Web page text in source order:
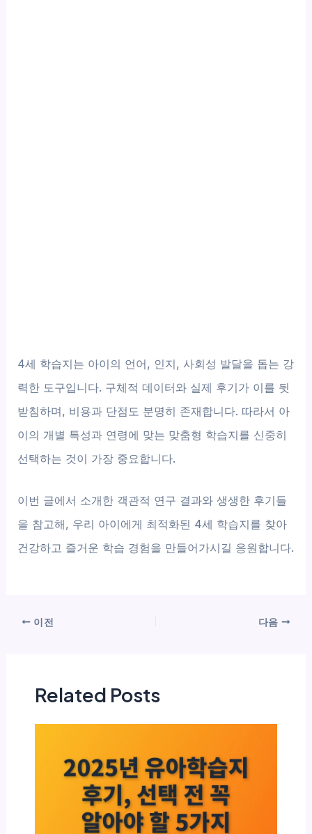
4세 학습지는 아이의 언어, 인지, 사회성 발달을 돕는 강
력한 도구입니다. 구체적 데이터와 실제 후기가 이를 뒷
받침하며, 비용과 단점도 분명히 존재합니다. 따라서 아
이의 개별 특성과 연령에 맞는 맞춤형 학습지를 신중히
선택하는 것이 가장 중요합니다.
이번 글에서 소개한 객관적 연구 결과와 생생한 후기들
을 참고해, 우리 아이에게 최적화된 4세 학습지를 찾아
건강하고 즐거운 학습 경험을 만들어가시길 응원합니다.
이전 다음
Related Posts